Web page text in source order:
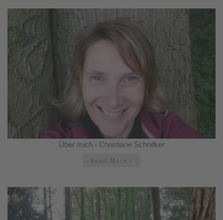
Über mich - Christiane Schnitker
Read More